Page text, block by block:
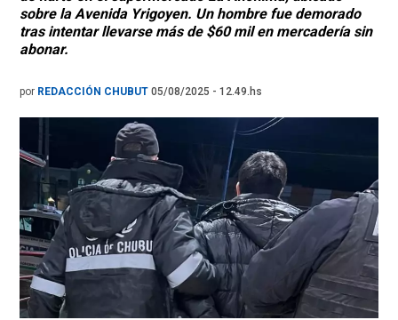
sobre la Avenida Yrigoyen. Un hombre fue demorado
tras intentar llevarse más de $60 mil en mercadería sin
abonar.
por REDACCIÓN CHUBUT 05/08/2025 - 12.49.hs